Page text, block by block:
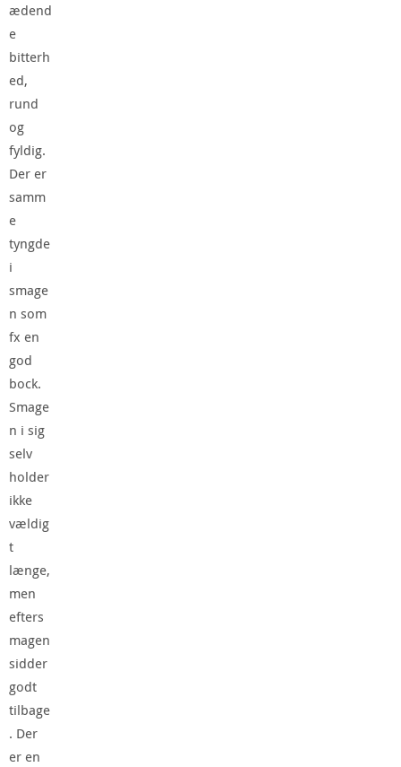
ædend
e
bitterh
ed,
rund
og
fyldig.
Der er
samm
e
tyngde
i
smage
n som
fx en
god
bock.
Smage
n i sig
selv
holder
ikke
vældig
t
længe,
men
efters
magen
sidder
godt
tilbage
. Der
er en